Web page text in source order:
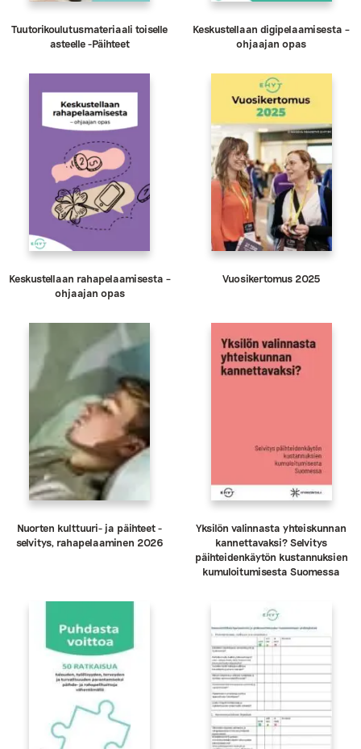
Tuutorikoulutusmateriaali toiselle
asteelle -Päihteet
Keskustellaan digipelaamisesta –
ohjaajan opas
Keskustellaan rahapelaamisesta –
ohjaajan opas
Vuosikertomus 2025
Nuorten kulttuuri- ja päihteet -
selvitys, rahapelaaminen 2026
Yksilön valinnasta yhteiskunnan
kannettavaksi? Selvitys
päihteidenkäytön kustannuksien
kumuloitumisesta Suomessa